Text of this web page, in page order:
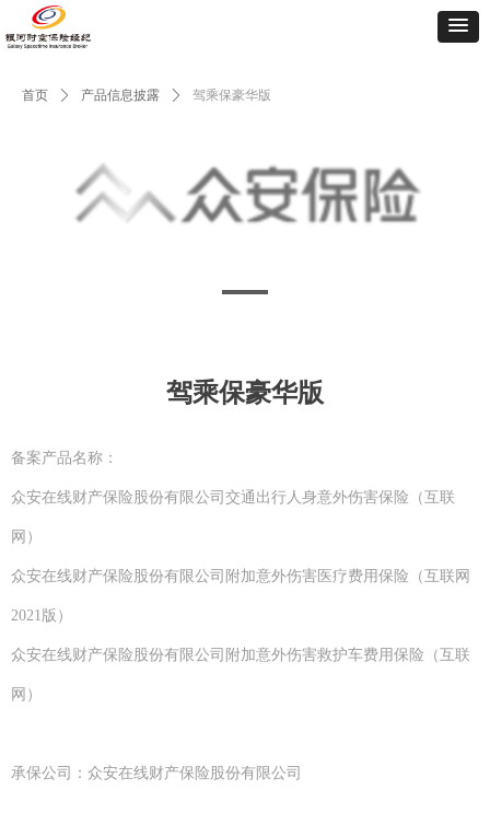
首页 ꄲ 产品信息披露 ꄲ 驾乘保豪华版
驾乘保豪华版
备案产品名称：
众安在线财产保险股份有限公司交通出行人身意外伤害保险（互联
网）
众安在线财产保险股份有限公司附加意外伤害医疗费用保险（互联网
2021版）
众安在线财产保险股份有限公司附加意外伤害救护车费用保险（互联
网）
承保公司：众安在线财产保险股份有限公司